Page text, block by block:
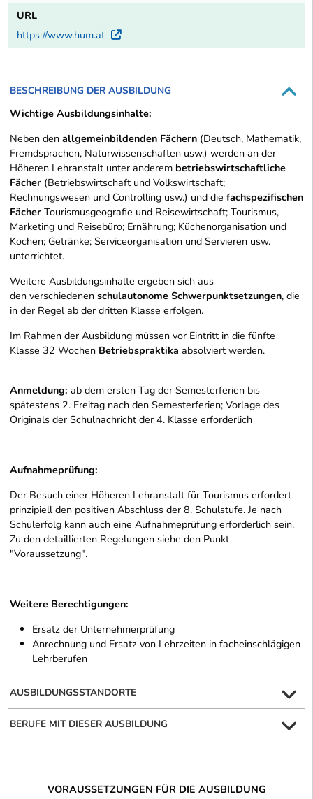
URL
https://www.hum.at
Externer Link
BESCHREIBUNG DER AUSBILDUNG
Wichtige Ausbildungsinhalte:
Neben den allgemeinbildenden Fächern (Deutsch, Mathematik,
Fremdsprachen, Naturwissenschaften usw.) werden an der
Höheren Lehranstalt unter anderem betriebswirtschaftliche
Fächer (Betriebswirtschaft und Volkswirtschaft;
Rechnungswesen und Controlling usw.) und die fachspezifischen
Fächer Tourismusgeografie und Reisewirtschaft; Tourismus,
Marketing und Reisebüro; Ernährung; Küchenorganisation und
Kochen; Getränke; Serviceorganisation und Servieren usw.
unterrichtet.
Weitere Ausbildungsinhalte ergeben sich aus
den verschiedenen schulautonome Schwerpunktsetzungen, die
in der Regel ab der dritten Klasse erfolgen.
Im Rahmen der Ausbildung müssen vor Eintritt in die fünfte
Klasse 32 Wochen Betriebspraktika absolviert werden.
Anmeldung: ab dem ersten Tag der Semesterferien bis
spätestens 2. Freitag nach den Semesterferien; Vorlage des
Originals der Schulnachricht der 4. Klasse erforderlich
Aufnahmeprüfung:
Der Besuch einer Höheren Lehranstalt für Tourismus erfordert
prinzipiell den positiven Abschluss der 8. Schulstufe. Je nach
Schulerfolg kann auch eine Aufnahmeprüfung erforderlich sein.
Zu den detaillierten Regelungen siehe den Punkt
"Voraussetzung".
Weitere Berechtigungen:
Ersatz der Unternehmerprüfung
Anrechnung und Ersatz von Lehrzeiten in facheinschlägigen
Lehrberufen
AUSBILDUNGSSTANDORTE
BERUFE MIT DIESER AUSBILDUNG
VORAUSSETZUNGEN FÜR DIE AUSBILDUNG